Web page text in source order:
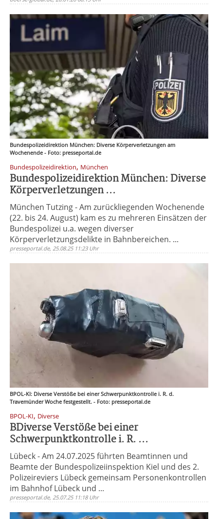
Bundespolizeidirektion München: Diverse Körperverletzungen am
Wochenende - Foto: presseportal.de
Bundespolizeidirektion, München
Bundespolizeidirektion München: Diverse
Körperverletzungen ...
München Tutzing - Am zurückliegenden Wochenende
(22. bis 24. August) kam es zu mehreren Einsätzen der
Bundespolizei u.a. wegen diverser
Körperverletzungsdelikte in Bahnbereichen. ...
presseportal.de, 25.08.25 11:23 Uhr
BPOL-KI: Diverse Verstöße bei einer Schwerpunktkontrolle i. R. d.
Travemünder Woche festgestellt. - Foto: presseportal.de
BPOL-KI, Diverse
BDiverse Verstöße bei einer
Schwerpunktkontrolle i. R. ...
Lübeck - Am 24.07.2025 führten Beamtinnen und
Beamte der Bundespolizeiinspektion Kiel und des 2.
Polizeireviers Lübeck gemeinsam Personenkontrollen
im Bahnhof Lübeck und ...
presseportal.de, 25.07.25 11:18 Uhr